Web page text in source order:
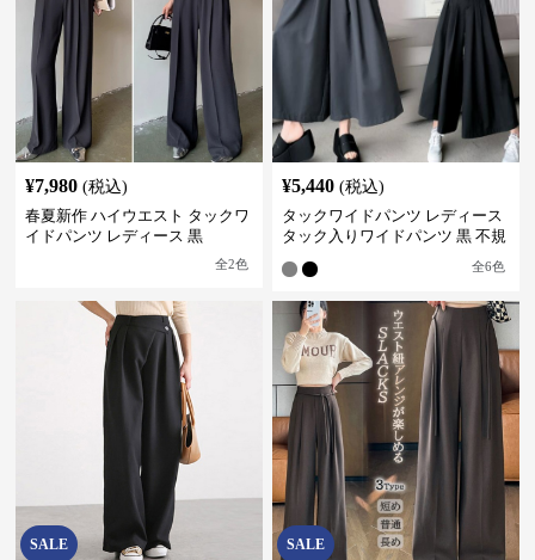
¥7,980 (税込)
春夏新作 ハイウエスト タックワ
イドパンツ レディース 黒
全2色
¥5,440 (税込)
タックワイドパンツ レディース
タック入りワイドパンツ 黒 不規
全6色
SALE SALE